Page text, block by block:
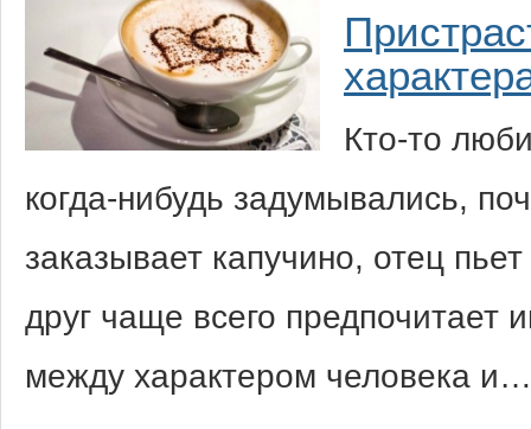
Кто-то
когда-нибудь задумывались,
заказывает капучино, отец
друг чаще всего предпочитает
между характером человека и…